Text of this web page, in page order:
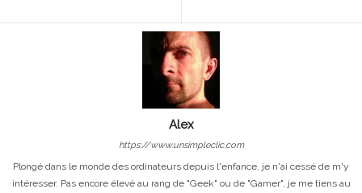
Alex
https://www.unsimpleclic.com
Plongé dans le monde des ordinateurs depuis l'enfance, je n'ai cessé de m'y
intéresser. Pas encore élevé au rang de "Geek" ou de "Gamer", je me tiens au